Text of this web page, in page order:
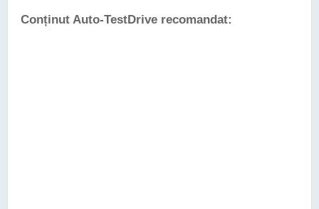
Conținut Auto-TestDrive recomandat: